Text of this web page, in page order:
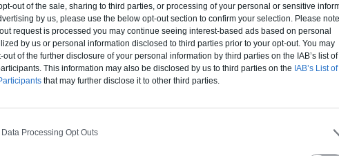
out of the sale, sharing to third parties, or processing of your personal or sensitive
by us, please use the below opt-out section to confirm your selection. Please
request is processed you may continue seeing interest-based ads based on personal
by us or personal information disclosed to third parties prior to your opt-out. You may
of the further disclosure of your personal information by third parties on the IAB’s list of
This information may also be disclosed by us to third parties on the IAB’s List of
that may further disclose it to other third parties.
Processing Opt Outs
investisseur à définir l’objet de sa
pour sélectionner les
est proposée aux visiteurs le
le niveau choisi de sécurité,
interdits !
pour un projet original et